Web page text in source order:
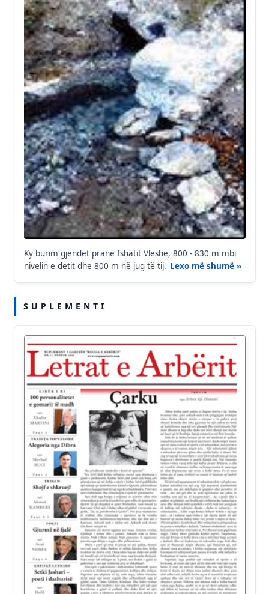
Ky burim gjëndet pranë fshatit Vleshë, 800 - 830 m mbi
nivelin e detit dhe 800 m në jug të tij. Lexo më shumë »
S U P L E M E N T I